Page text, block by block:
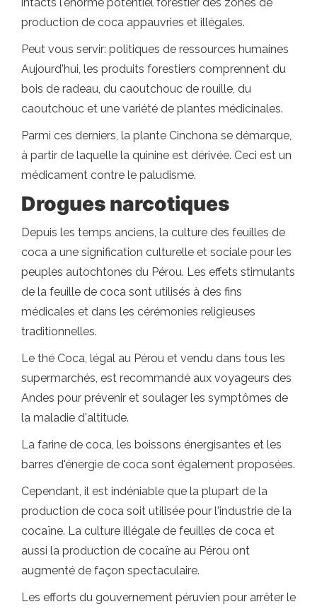
production de coca appauvries et illégales.
Peut vous servir: politiques de ressources humaines
Aujourd'hui, les produits forestiers comprennent du
bois de radeau, du caoutchouc de rouille, du
caoutchouc et une variété de plantes médicinales.
Parmi ces derniers, la plante Cinchona se démarque,
à partir de laquelle la quinine est dérivée. Ceci est un
médicament contre le paludisme.
Drogues narcotiques
Depuis les temps anciens, la culture des feuilles de
coca a une signification culturelle et sociale pour les
peuples autochtones du Pérou. Les effets stimulants
de la feuille de coca sont utilisés à des fins
médicales et dans les cérémonies religieuses
traditionnelles.
Le thé Coca, légal au Pérou et vendu dans tous les
supermarchés, est recommandé aux voyageurs des
Andes pour prévenir et soulager les symptômes de
la maladie d'altitude.
La farine de coca, les boissons énergisantes et les
barres d'énergie de coca sont également proposées.
Cependant, il est indéniable que la plupart de la
production de coca soit utilisée pour l'industrie de la
cocaïne. La culture illégale de feuilles de coca et
aussi la production de cocaïne au Pérou ont
augmenté de façon spectaculaire.
Les efforts du gouvernement péruvien pour arrêter le